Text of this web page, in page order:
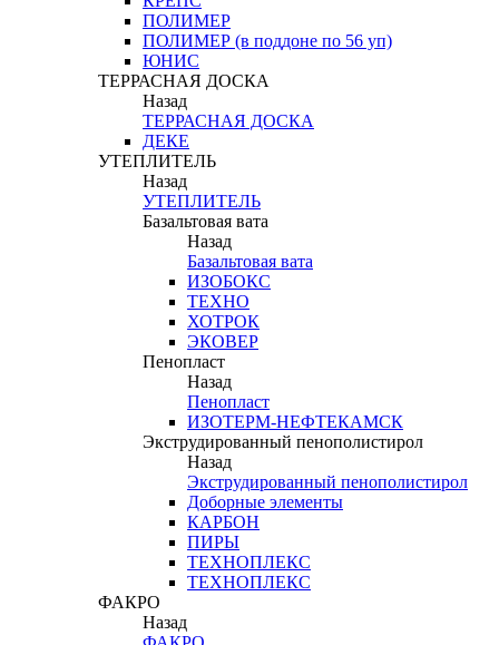
ПОЛИМЕР
ПОЛИМЕР (в поддоне по 56 уп)
ЮНИС
ТЕРРАСНАЯ ДОСКА
Назад
ТЕРРАСНАЯ ДОСКА
ДЕКЕ
УТЕПЛИТЕЛЬ
Назад
УТЕПЛИТЕЛЬ
Базальтовая вата
Назад
Базальтовая вата
ИЗОБОКС
ТЕХНО
ХОТРОК
ЭКОВЕР
Пенопласт
Назад
Пенопласт
ИЗОТЕРМ-НЕФТЕКАМСК
Экструдированный пенополистирол
Назад
Экструдированный пенополистирол
Доборные элементы
КАРБОН
ПИРЫ
ТЕХНОПЛЕКС
ТЕХНОПЛЕКС
ФАКРО
Назад